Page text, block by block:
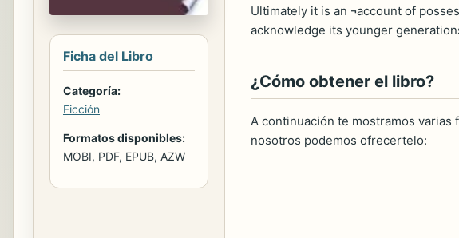
Ficha del Libro
Categoría:
Ficción
Formatos disponibles:
MOBI, PDF, EPUB, AZW
Ultimately it is an ¬account of
acknowledge its younger
¿Cómo obtener el libro?
A continuación te mostramos
nosotros podemos ofrecertelo: